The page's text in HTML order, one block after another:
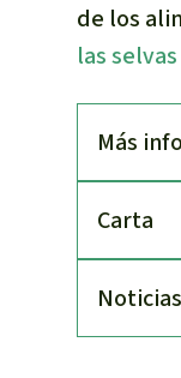
de los
las selvas
Más
Carta